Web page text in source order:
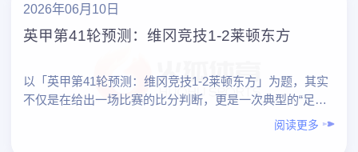
2026年06月10日
英甲第41轮预测：维冈竞技1-2莱顿东方
以「英甲第41轮预测：维冈竞技1-2莱顿东方」为题，其实
不仅是在给出一场比赛的比分判断，更是一次典型的“足球
爱好者如何做专业化预测”的实践范本。下面先对本场预测
阅读更多